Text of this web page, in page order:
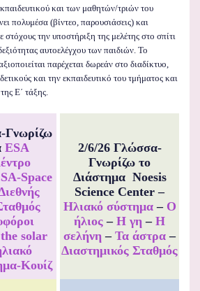
και των μαθητών/τριών του
πολυμέσα (βίντεο, παρουσιάσεις) και
στόχους την υποστήριξη της μελέτης στο σπίτι
αυτοελέγχου των παιδιών. Το
παρέχεται δωρεάν στο διαδίκτυο,
και την εκπαιδευτικό του τμήματος και
Ε΄ τάξης.
Γνωρίζω
ESA
Space
solar
Κουίζ
2/6/26 Γλώσσα-
Γνωρίζω το
Διάστημα Noesis
Science Center –
Ηλιακό σύστημα– Ο
ήλιος – Η γη – Η
σελήνη – Τα άστρα –
Διαστημικός Σταθμός